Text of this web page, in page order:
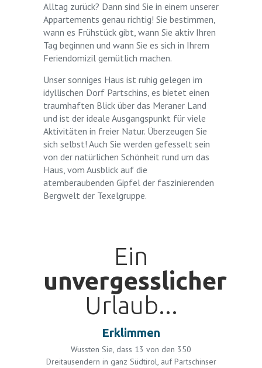
Alltag zurück? Dann sind Sie in einem unserer
Appartements genau richtig! Sie bestimmen,
wann es Frühstück gibt, wann Sie aktiv Ihren
Tag beginnen und wann Sie es sich in Ihrem
Feriendomizil gemütlich machen.
Unser sonniges Haus ist ruhig gelegen im
idyllischen Dorf Partschins, es bietet einen
traumhaften Blick über das Meraner Land
und ist der ideale Ausgangspunkt für viele
Aktivitäten in freier Natur. Überzeugen Sie
sich selbst! Auch Sie werden gefesselt sein
von der natürlichen Schönheit rund um das
Haus, vom Ausblick auf die
atemberaubenden Gipfel der faszinierenden
Bergwelt der Texelgruppe.
Ein
unvergesslicher
Urlaub...
Erklimmen
Wussten Sie, dass 13 von den 350
Dreitausendern in ganz Südtirol, auf Partschinser